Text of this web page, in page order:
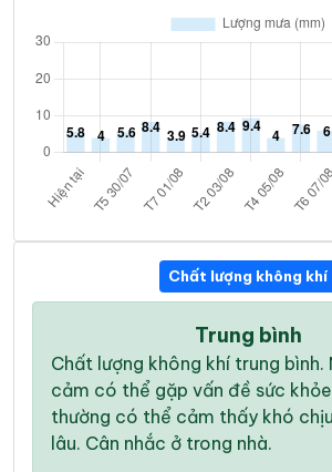
Chất lượng không khí
Trung bình
Chất lượng không khí trung bình.
cảm có thể gặp vấn đề sức
thường có thể cảm thấy khó
lâu. Cân nhắc ở trong nhà.